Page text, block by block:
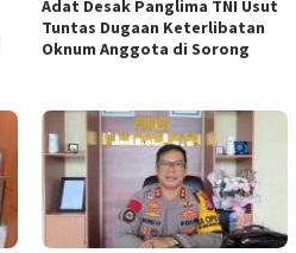
Adat Desak Panglima TNI Usut
Tuntas Dugaan Keterlibatan
Oknum Anggota di Sorong